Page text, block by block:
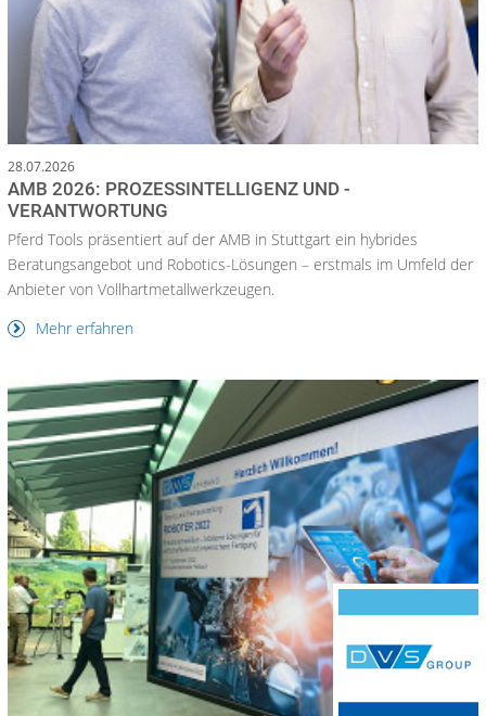
28.07.2026
AMB 2026: PROZESSINTELLIGENZ UND -
VERANTWORTUNG
Pferd Tools präsentiert auf der AMB in Stuttgart ein hybrides
Beratungsangebot und Robotics-Lösungen – erstmals im Umfeld der
Anbieter von Vollhartmetallwerkzeugen.
Mehr erfahren